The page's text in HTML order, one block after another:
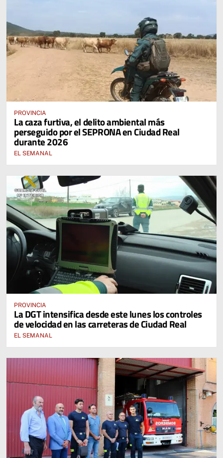
PROVINCIA
La caza furtiva, el delito ambiental más
perseguido por el SEPRONA en Ciudad Real
durante 2026
EL SEMANAL
PROVINCIA
La DGT intensifica desde este lunes los controles
de velocidad en las carreteras de Ciudad Real
EL SEMANAL